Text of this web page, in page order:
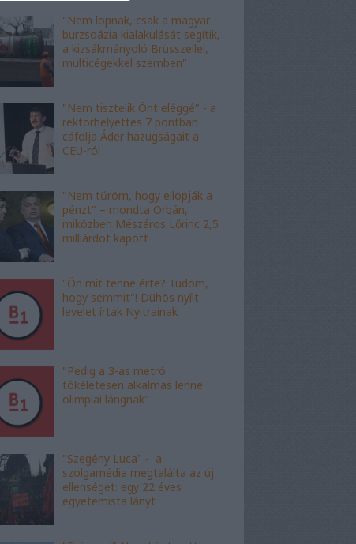
"Nem lopnak, csak a magyar
burzsoázia kialakulását segítik,
a kizsákmányoló Brüsszellel,
multicégekkel szemben"
"Nem tisztelik Önt eléggé" - a
rektorhelyettes 7 pontban
cáfolja Áder hazugságait a
CEU-ról
"Nem tűröm, hogy ellopják a
pénzt" – mondta Orbán,
miközben Mészáros Lőrinc 2,5
milliárdot kapott
"Ön mit tenne érte? Tudom,
hogy semmit"! Dühös nyílt
levelet írtak Nyitrainak
"Pedig a 3-as metró
tökéletesen alkalmas lenne
olimpiai lángnak"
"Szegény Luca" - a
szolgamédia megtalálta az új
ellenséget: egy 22 éves
egyetemista lányt